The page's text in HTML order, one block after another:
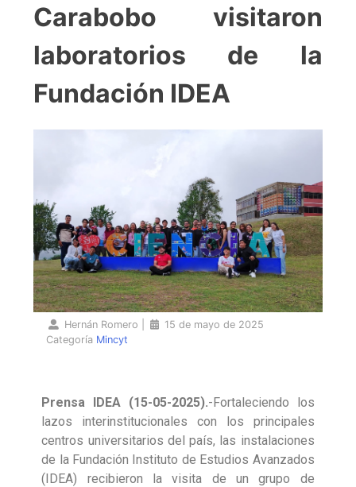
Carabobo visitaron
laboratorios de la
Fundación IDEA
Hernán Romero
15 de mayo de 2025
Categoría Mincyt
Prensa IDEA (15-05-2025).-Fortaleciendo los
lazos interinstitucionales con los principales
centros universitarios del país, las instalaciones
de la Fundación Instituto de Estudios Avanzados
(IDEA) recibieron la visita de un grupo de